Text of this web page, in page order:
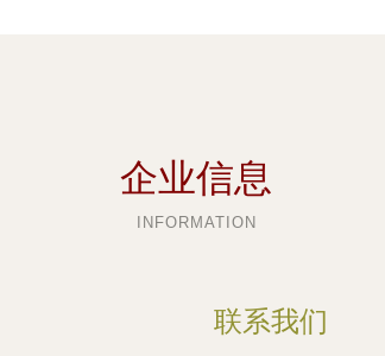
企业信息
INFORMATION
联系我们